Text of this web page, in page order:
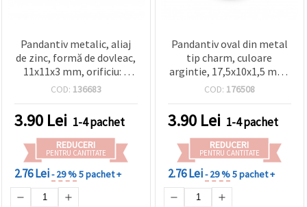
Pandantiv metalic, aliaj
de zinc, formă de dovleac,
11x11x3 mm, orificiu: 1
mm, culoare albă - 20
COD: 136683
3.90 Lei 1-4 pachet
REDUCERI
PENTRU CANTITATE
2.76 Lei- 29 %5 pachet +
Pandantiv oval din metal
tip charm, culoare
argintie, 17,5x10x1,5 mm,
orificiu 1,5 mm - set 20
COD: 176508
3.90 Lei 1-4 pachet
REDUCERI
PENTRU CANTITATE
2.76 Lei- 29 %5 pachet +